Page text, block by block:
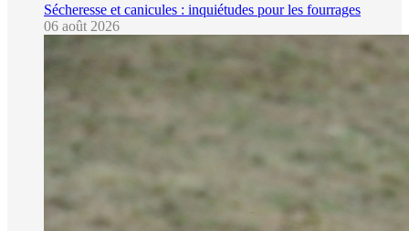
Sécheresse et canicules : inquiétudes pour les fourrages
06 août 2026